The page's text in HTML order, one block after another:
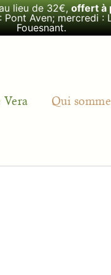
lieu de 32€,offert à
Aven; mercredi :
Fouesnant.
Qui